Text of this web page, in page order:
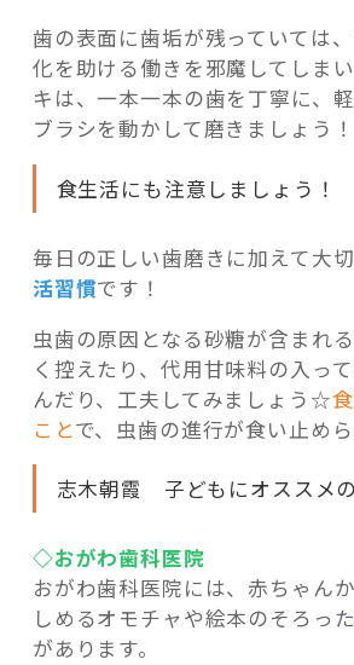
歯の表面に歯垢が残っていては
化を助ける働きを邪魔してしま
キは、一本一本の歯を丁寧に、
ブラシを動かして磨きましょう！
食生活にも注意しましょう！
毎日の正しい歯磨きに加えて大
活習慣です！
虫歯の原因となる砂糖が含まれ
く控えたり、代用甘味料の入っ
んだり、工夫してみましょう☆
ことで、虫歯の進行が食い止め
志木朝霞 子どもにオススメ
◇おがわ歯科医院
おがわ歯科医院には、赤ちゃん
しめるオモチャや絵本のそろった
があります。